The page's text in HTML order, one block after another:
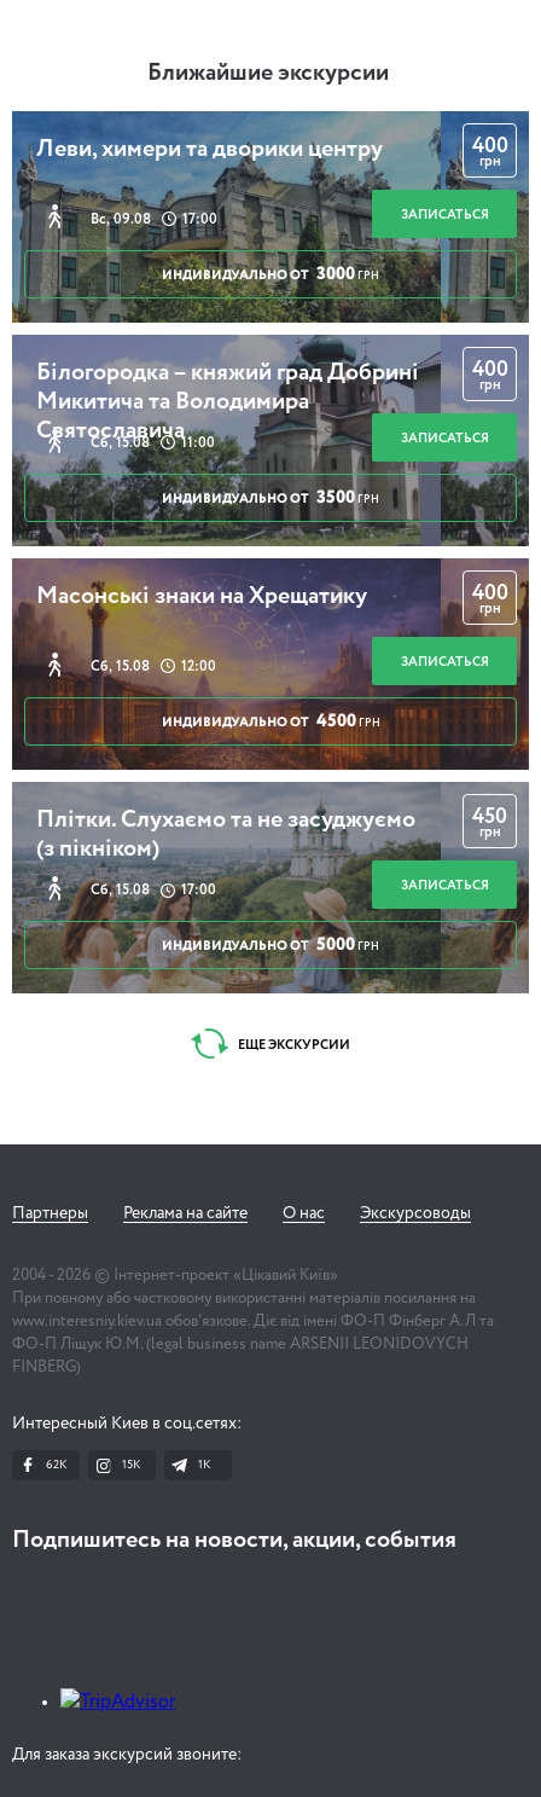
Ближайшие экскурсии
Леви, химери та дворики центру
Вс, 09.08 17:00
400
грн
ЗАПИСАТЬСЯ
ИНДИВИДУАЛЬНО ОТ 3000 ГРН
Білогородка – княжий град Добрині
Микитича та Володимира
Святославича
Сб, 15.08 11:00
400
грн
ЗАПИСАТЬСЯ
ИНДИВИДУАЛЬНО ОТ 3500 ГРН
Масонські знаки на Хрещатику
Сб, 15.08 12:00
400
грн
ЗАПИСАТЬСЯ
ИНДИВИДУАЛЬНО ОТ 4500 ГРН
Плітки. Слухаємо та не засуджуємо
(з пікніком)
Сб, 15.08 17:00
450
грн
ЗАПИСАТЬСЯ
ИНДИВИДУАЛЬНО ОТ 5000 ГРН
ЕЩЕ ЭКСКУРСИИ
Партнеры Реклама на сайте О нас Экскурсоводы
2004 - 2026 © Інтернет-проект «Цікавий Київ»
При повному або частковому використанні матеріалів посилання на
www.interesniy.kiev.ua обов'язкове. Діє від імені ФО-П Фінберг А.Л та
ФО-П Ліщук Ю.М. (legal business name ARSENII LEONIDOVYCH
FINBERG)
Интересный Киев в соц.сетях:
62K 15K 1К
Подпишитесь на новости, акции, события
Для заказа экскурсий звоните: